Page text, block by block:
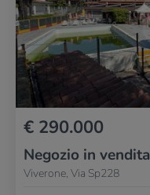
€ 290.000
Negozio in vendita
Viverone, Via Sp228